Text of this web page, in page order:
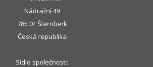
Nádražní 49
785 01 Šternberk
Česká republika
Sídlo společnosti: